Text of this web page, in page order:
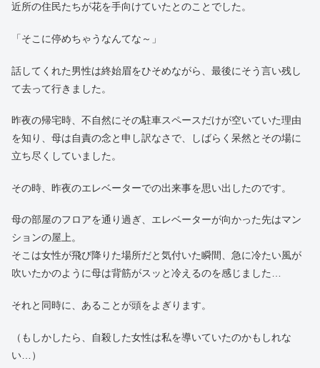
近所の住民たちが花を手向けていたとのことでした。
「そこに停めちゃうなんてな～」
話してくれた男性は終始眉をひそめながら、最後にそう言い残し
て去って行きました。
昨夜の帰宅時、不自然にその駐車スペースだけが空いていた理由
を知り、母は自責の念と申し訳なさで、しばらく呆然とその場に
立ち尽くしていました。
その時、昨夜のエレベーターでの出来事を思い出したのです。
母の部屋のフロアを通り過ぎ、エレベーターが向かった先はマン
ションの屋上。
そこは女性が飛び降りた場所だと気付いた瞬間、急に冷たい風が
吹いたかのように母は背筋がスッと冷えるのを感じました…
それと同時に、あることが頭をよぎります。
（もしかしたら、自殺した女性は私を導いていたのかもしれな
い…）